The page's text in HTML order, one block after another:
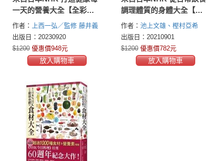
一天的營養大全【全彩圖
解】
作者： 上西一弘／監修 藤井義
晴吉田宗弘
出版日：20230920
$1200 優惠價948元
放入購物車
調理體質的身體大全【全
彩圖解】
作者： 池上文雄、樫村亞希
子、加藤智弘、川俣貴一、松
田早苗
出版日：20210901
$1200 優惠價782元
放入購物車